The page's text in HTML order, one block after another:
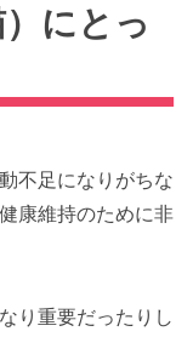
にとっ
不足になりがちな
康維持のために非
り重要だったりし